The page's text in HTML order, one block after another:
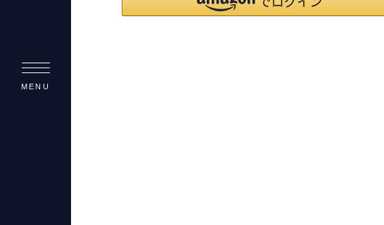
MENU